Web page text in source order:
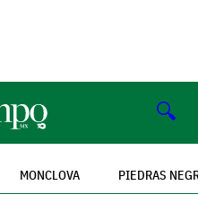
🔍
MONCLOVA PIEDRAS